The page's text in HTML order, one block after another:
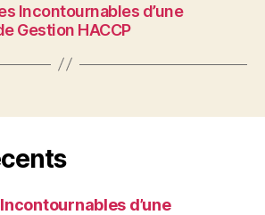
Incontournables d’une
Gestion HACCP
d’une